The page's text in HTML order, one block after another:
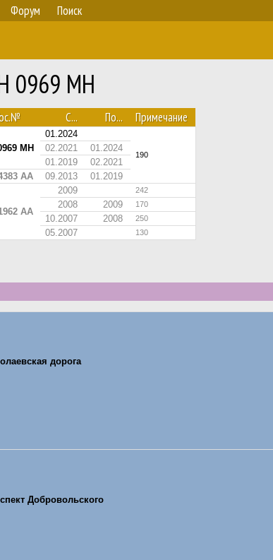
Форум Поиск
0969 MH
С... По... Примечание
MH
01.2024
190
02.2021 01.2024
01.2019
02.2021
AA
09.2013 01.2019
AA
2009 242
2008 2009 170
10.2007 2008 250
05.2007 130
дорога
Добровольского